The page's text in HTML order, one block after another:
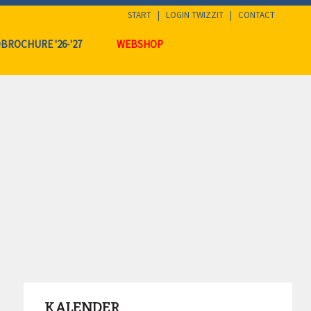
START | LOGIN TWIZZIT | CONTACT
'26-'27 WEBSHOP
KALENDER